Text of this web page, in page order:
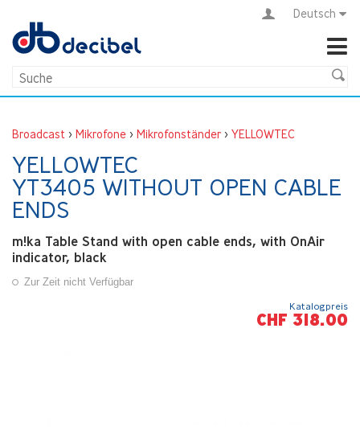
Deutsch
Broadcast > Mikrofone > Mikrofonständer > YELLOWTEC
YELLOWTEC
YT3405 WITHOUT OPEN CABLE
ENDS
m!ka Table Stand with open cable ends, with OnAir
indicator, black
Zur Zeit nicht Verfügbar
Katalogpreis
CHF 318.00